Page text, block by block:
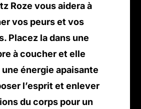
Roze vous aidera à
vos peurs et vos
Placez la dans une
à coucher et elle
énergie apaisante
l’esprit et enlever
du corps pour un